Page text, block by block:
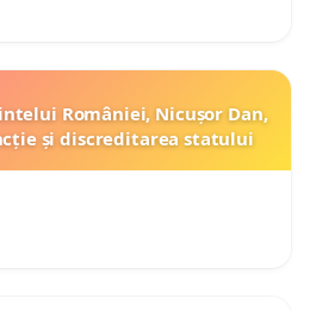
României, Nicușor Dan,
și discreditarea statului